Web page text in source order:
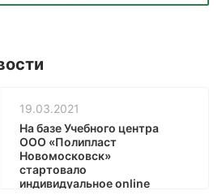
19.03.2021
На базе Учебного центра
ООО «Полипласт
Новомосковск»
стартовало
индивидуальное online